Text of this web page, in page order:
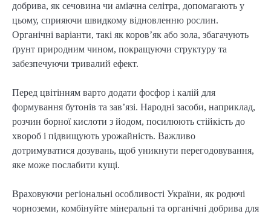
добрива, як сечовина чи аміачна селітра, допомагають у
цьому, сприяючи швидкому відновленню рослин.
Органічні варіанти, такі як коров’як або зола, збагачують
ґрунт природним чином, покращуючи структуру та
забезпечуючи тривалий ефект.
Перед цвітінням варто додати фосфор і калій для
формування бутонів та зав’язі. Народні засоби, наприклад,
розчин борної кислоти з йодом, посилюють стійкість до
хвороб і підвищують урожайність. Важливо
дотримуватися дозувань, щоб уникнути перегодовування,
яке може послабити кущі.
Враховуючи регіональні особливості України, як родючі
чорноземи, комбінуйте мінеральні та органічні добрива для